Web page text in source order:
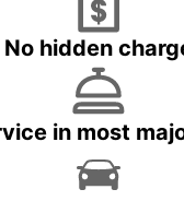
No hidden
in most